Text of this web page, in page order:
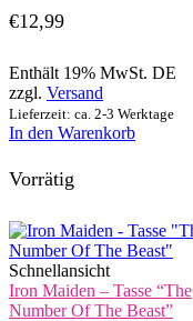
€12,99
Enthält 19% MwSt. DE
zzgl. Versand
Lieferzeit: ca. 2-3 Werktage
In den Warenkorb
Vorrätig
Schnellansicht
Iron Maiden – Tasse “The
Number Of The Beast”